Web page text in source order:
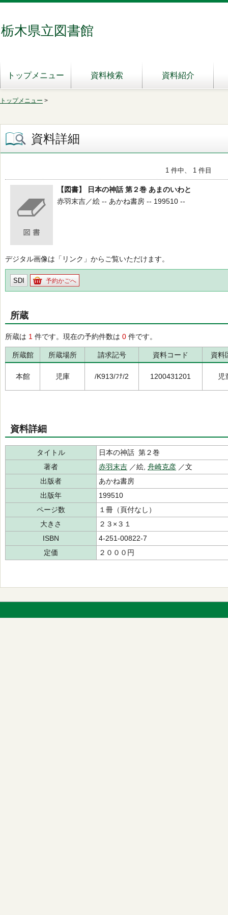
栃木県立図書館
トップメニュー 資料検索 資料紹介
トップメニュー >
資料詳細
1 件中、 1 件目
【図書】 日本の神話 第２巻 あまのいわと
赤羽末吉／絵 -- あかね書房 -- 199510 --
デジタル画像は「リンク」からご覧いただけます。
SDI 予約かごへ
所蔵
所蔵は 1 件です。現在の予約件数は 0 件です。
所蔵館 所蔵場所 請求記号 資料コード 資料
本館 児庫 /K913/ﾌﾅ/2 1200431201 児
資料詳細
タイトル
日本の神話 第２巻
著者
赤羽末吉 ／絵, 舟崎克彦 ／文
出版者
あかね書房
出版年
199510
ページ数
１冊（頁付なし）
大きさ
２３×３１
ISBN
4-251-00822-7
定価
２０００円